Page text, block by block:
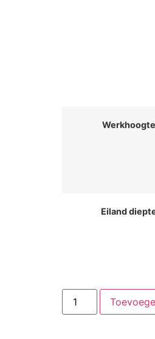
Werkhoogte
Eiland